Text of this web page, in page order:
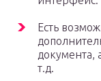
Есть
документа,
т.д.